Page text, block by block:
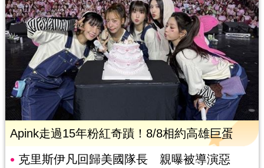
Apink走過15年粉紅奇蹟！8/8相約高雄巨蛋
克里斯伊凡回歸美國隊長 親曝被導演惡